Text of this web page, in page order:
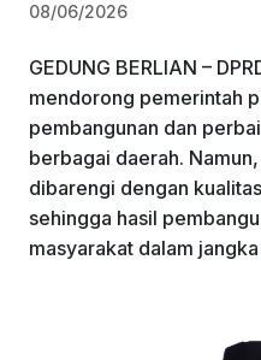
08/06/2026
GEDUNG BERLIAN –
mendorong pemerintah
pembangunan dan
berbagai daerah.
dibarengi dengan
sehingga hasil
masyarakat dalam